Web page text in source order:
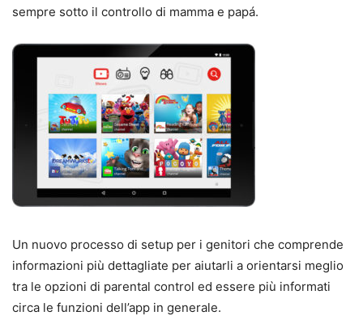
sempre sotto il controllo di mamma e papá.
Un nuovo processo di setup per i genitori che comprende
informazioni più dettagliate per aiutarli a orientarsi meglio
tra le opzioni di parental control ed essere più informati
circa le funzioni dell’app in generale.